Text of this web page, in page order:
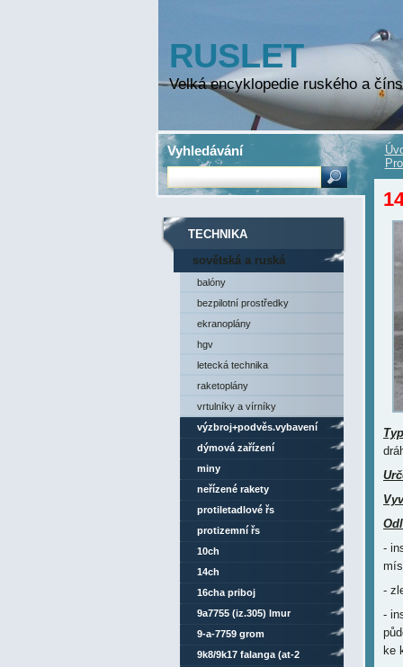
RUSLET
Velká encyklopedie ruského a
Typ
-
-
-
ke
TECHNIKA
sovětská a ruská
technika
balóny
bezpilotní prostředky
ekranoplány
hgv
letecká technika
raketoplány
vrtulníky a vírníky
výzbroj+podvěs.vybavení
dýmová zařízení
miny
neřízené rakety
protiletadlové řs
protizemní řs
10ch
14ch
16cha priboj
9a7755 (iz.305) lmur
9-a-7759 grom
9k8/9k17 falanga (at-2
Vyhledávání